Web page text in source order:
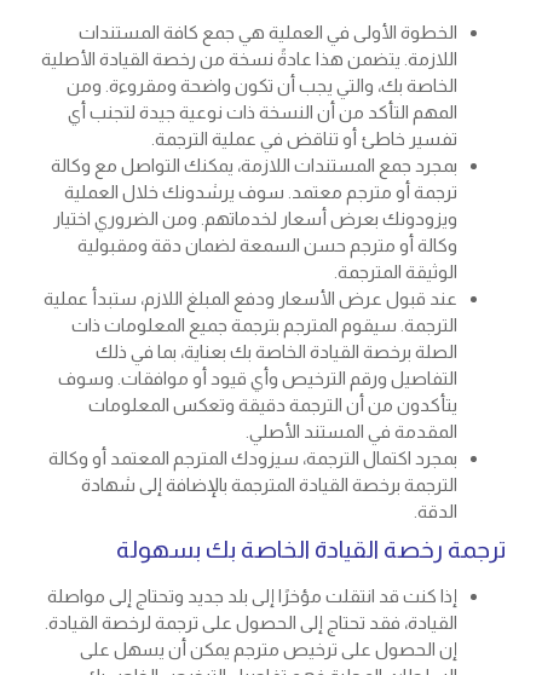
الخطوة الأولى في العملية هي جمع كافة المستندات
اللازمة. يتضمن هذا عادةً نسخة من رخصة القيادة الأصلية
الخاصة بك، والتي يجب أن تكون واضحة ومقروءة. ومن
المهم التأكد من أن النسخة ذات نوعية جيدة لتجنب أي
تفسير خاطئ أو تناقض في عملية الترجمة.
بمجرد جمع المستندات اللازمة، يمكنك التواصل مع وكالة
ترجمة أو مترجم معتمد. سوف يرشدونك خلال العملية
ويزودونك بعرض أسعار لخدماتهم. ومن الضروري اختيار
وكالة أو مترجم حسن السمعة لضمان دقة ومقبولية
الوثيقة المترجمة.
عند قبول عرض الأسعار ودفع المبلغ اللازم، ستبدأ عملية
الترجمة. سيقوم المترجم بترجمة جميع المعلومات ذات
الصلة برخصة القيادة الخاصة بك بعناية، بما في ذلك
التفاصيل ورقم الترخيص وأي قيود أو موافقات. وسوف
يتأكدون من أن الترجمة دقيقة وتعكس المعلومات
المقدمة في المستند الأصلي.
بمجرد اكتمال الترجمة، سيزودك المترجم المعتمد أو وكالة
الترجمة برخصة القيادة المترجمة بالإضافة إلى شهادة
الدقة.
ترجمة رخصة القيادة الخاصة بك بسهولة
إذا كنت قد انتقلت مؤخرًا إلى بلد جديد وتحتاج إلى مواصلة
القيادة، فقد تحتاج إلى الحصول على ترجمة لرخصة القيادة.
إن الحصول على ترخيص مترجم يمكن أن يسهل على